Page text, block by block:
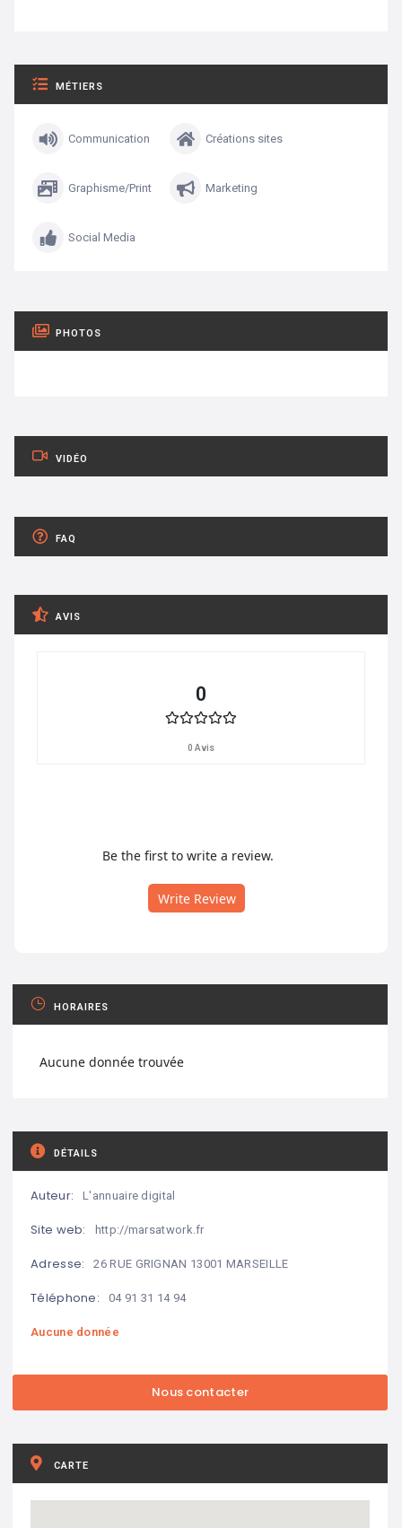
MÉTIERS
Communication Créations sites
Graphisme/Print Marketing
Social Media
PHOTOS
VIDÉO
FAQ
AVIS
0
0 Avis
Be the first to write a review.
Write Review
HORAIRES
Aucune donnée trouvée
DÉTAILS
Auteur: L'annuaire digital
Site web: http://marsatwork.fr
Adresse: 26 RUE GRIGNAN 13001 MARSEILLE
Téléphone: 04 91 31 14 94
Aucune donnée
CARTE